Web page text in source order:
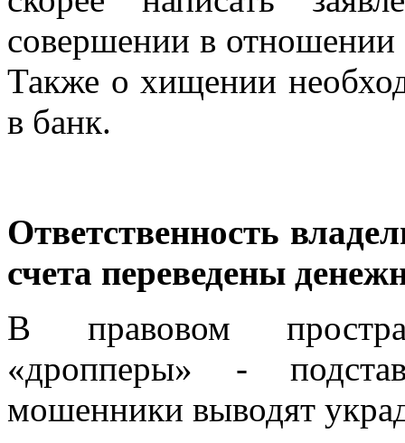
совершении в
Также о хищении
в банк.
Ответственность
счета переведены
В правовом
«дропперы» -
мошенники выводят